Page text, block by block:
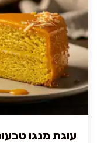
עוגת מנגו